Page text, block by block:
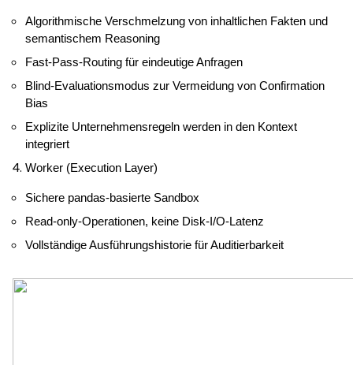
Algorithmische Verschmelzung von inhaltlichen Fakten und
semantischem Reasoning
Fast-Pass-Routing für eindeutige Anfragen
Blind-Evaluationsmodus zur Vermeidung von Confirmation
Bias
Explizite Unternehmensregeln werden in den Kontext
integriert
Worker (Execution Layer)
Sichere pandas-basierte Sandbox
Read-only-Operationen, keine Disk-I/O-Latenz
Vollständige Ausführungshistorie für Auditierbarkeit